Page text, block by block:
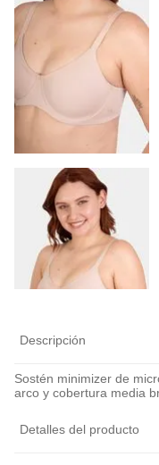
Descripción
Sostén minimizer de
arco y cobertura media
Detalles del producto